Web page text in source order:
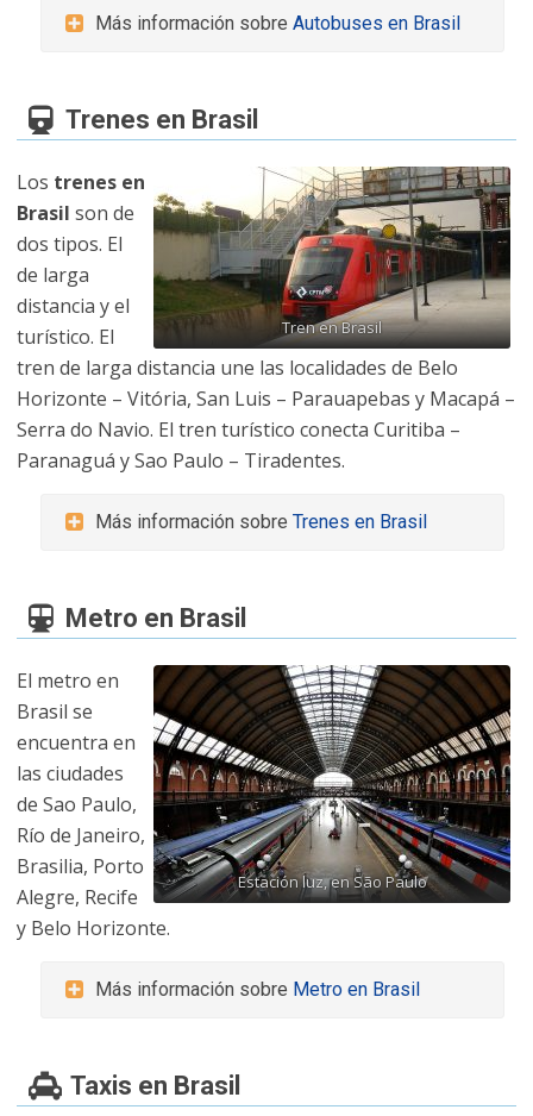
Más información sobre Autobuses en Brasil
Trenes en Brasil
Tren en Brasil
Los trenes en
Brasil son de
dos tipos. El
de larga
distancia y el
turístico. El
tren de larga distancia une las localidades de Belo
Horizonte – Vitória, San Luis – Parauapebas y Macapá –
Serra do Navio. El tren turístico conecta Curitiba –
Paranaguá y Sao Paulo – Tiradentes.
Más información sobre Trenes en Brasil
Metro en Brasil
Estación luz, en São Paulo
El metro en
Brasil se
encuentra en
las ciudades
de Sao Paulo,
Río de Janeiro,
Brasilia, Porto
Alegre, Recife
y Belo Horizonte.
Más información sobre Metro en Brasil
Taxis en Brasil